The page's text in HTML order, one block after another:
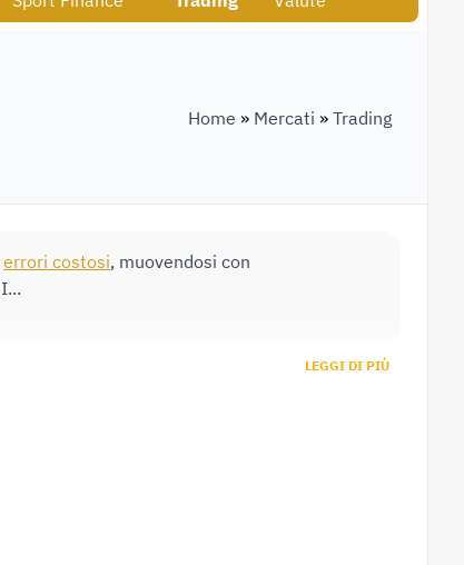
Home » Mercati » Trading
errori costosi, muovendosi con
I...
LEGGI DI PIÙ